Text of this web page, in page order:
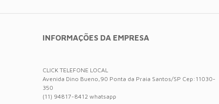
INFORMAÇÕES DA EMPRESA
CLICK TELEFONE LOCAL
Avenida Dino Bueno,90 Ponta da Praia Santos/SP Cep:11030-
350
(11) 94817-8412 whatsapp